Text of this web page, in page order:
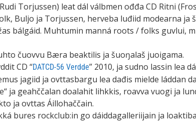
Torjussen) leat dál válbmen ođđa CD Ritni
Buljo ja Torjussen, herveba luđiid modearna ja
bálgáid. Muhtumin manná roots / folks guvlui,
čuovvu Bæra beaktilis ja šuoŋalaš juoigama.
CD “DATCD-56 Verdde” 2010, ja sudno lassin lea
jagiid ja ovttasbargu lea dađis mielde láddan
ja geahččalan doalahit lihkkis, roavva vuogi ja
ja ovttas Áillohaččain.
bures rockclub:in go dáiddagalleriijain ja